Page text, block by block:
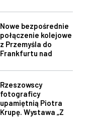
Nowe bezpośrednie
połączenie kolejowe
z Przemyśla do
Frankfurtu nad
Rzeszowscy
fotograficy
upamiętnią Piotra
Krupę. Wystawa „Z